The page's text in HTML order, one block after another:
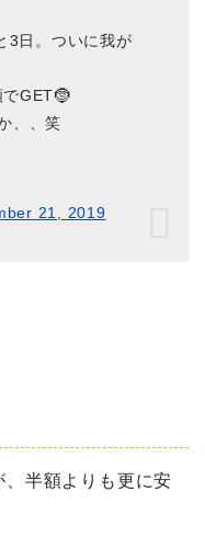
3日。ついに我が
でGET🤶
、、笑
21, 2019
半額よりも更に安